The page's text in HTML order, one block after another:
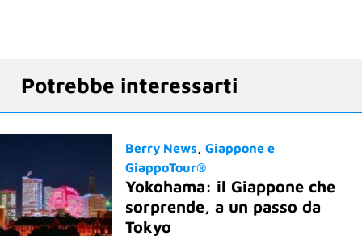
Potrebbe interessarti
Berry News
Giappone e
GiappoTour®
Yokohama: il Giappone che
sorprende, a un passo da
Tokyo